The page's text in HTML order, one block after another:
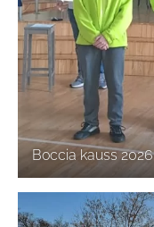
Boccia kauss 2026